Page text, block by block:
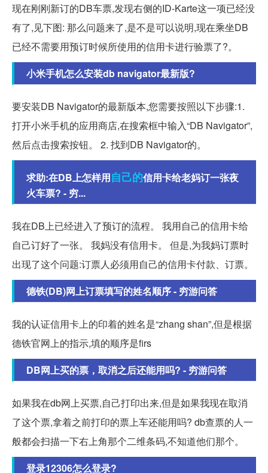
现在刚刚新订的DB车票,发现右侧的ID-Karte这一项已经没
有了,见下图: 那么问题来了,是不是可以说明,现在乘坐DB
已经不需要用预订时候所使用的信用卡进行验票了?。
小米手机怎么安装db navigator最新版?
要安装DB Navigator的最新版本,您需要按照以下步骤:1.
打开小米手机的应用商店,在搜索框中输入“DB Navigator”,
然后点击搜索按钮。 2. 找到DB Navigator的。
求助:在DB上怎样用自己的信用卡给老妈订一张夜
火车票? - 穷...
我在DB上已经进入了预订的流程。 我用自己的信用卡给
自己订好了一张。 我妈没有信用卡。 但是,为我妈订票时
出现了这个问题:订票人必须用自己的信用卡付款、订票。
德铁(DB)网上订票填写的姓名顺序 - 穷游问答
我的认证信用卡上的印着的姓名是“zhang shan”,但是根据
德铁官网上的指示,填的顺序是firs
DB网上买的票，取消之后还能用吗? - 穷游问答
如果我在db网上买票,自己打印出来,但是如果我现在取消
了这个票,拿着之前打印的票上车还能用吗? db查票的人一
般都会扫描一下右上角那个二维条码,不知道他们那个。
登录12306怎么登录?